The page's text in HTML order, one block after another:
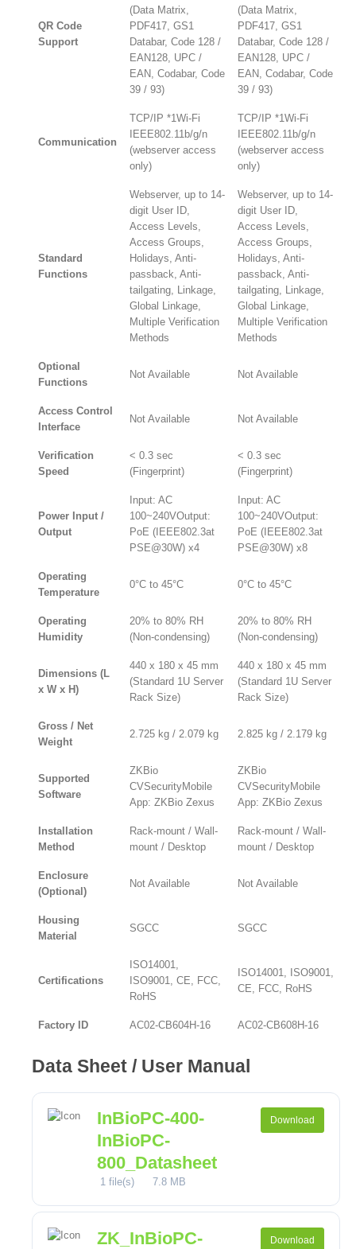
QR Code
Support
(Data Matrix,
PDF417, GS1
Databar, Code 128 /
EAN128, UPC /
EAN, Codabar, Code
39 / 93)
(Data Matrix,
PDF417, GS1
Databar, Code 128 /
EAN128, UPC /
EAN, Codabar, Code
39 / 93)
Communication
TCP/IP *1Wi-Fi
IEEE802.11b/g/n
(webserver access
only)
TCP/IP *1Wi-Fi
IEEE802.11b/g/n
(webserver access
only)
Standard
Functions
Webserver, up to 14-
digit User ID,
Access Levels,
Access Groups,
Holidays, Anti-
passback, Anti-
tailgating, Linkage,
Global Linkage,
Multiple Verification
Methods
Webserver, up to 14-
digit User ID,
Access Levels,
Access Groups,
Holidays, Anti-
passback, Anti-
tailgating, Linkage,
Global Linkage,
Multiple Verification
Methods
Optional
Functions
Not Available Not Available
Access Control
Interface
Not Available Not Available
Verification
Speed
< 0.3 sec
(Fingerprint)
< 0.3 sec
(Fingerprint)
Power Input /
Output
Input: AC
100~240VOutput:
PoE (IEEE802.3at
PSE@30W) x4
Input: AC
100~240VOutput:
PoE (IEEE802.3at
PSE@30W) x8
Operating
Temperature
0°C to 45°C 0°C to 45°C
Operating
Humidity
20% to 80% RH
(Non-condensing)
20% to 80% RH
(Non-condensing)
Dimensions (L
x W x H)
440 x 180 x 45 mm
(Standard 1U Server
Rack Size)
440 x 180 x 45 mm
(Standard 1U Server
Rack Size)
Gross / Net
Weight
2.725 kg / 2.079 kg 2.825 kg / 2.179 kg
Supported
Software
ZKBio
CVSecurityMobile
App: ZKBio Zexus
ZKBio
CVSecurityMobile
App: ZKBio Zexus
Installation
Method
Rack-mount / Wall-
mount / Desktop
Rack-mount / Wall-
mount / Desktop
Enclosure
(Optional)
Not Available Not Available
Housing
Material
SGCC SGCC
Certifications
ISO14001,
ISO9001, CE, FCC,
RoHS
ISO14001, ISO9001,
CE, FCC, RoHS
Factory ID AC02-CB604H-16 AC02-CB608H-16
Data Sheet / User Manual
InBioPC-400-
InBioPC-
800_Datasheet
1 file(s) 7.8 MB
Download
ZK_InBioPC-
Download